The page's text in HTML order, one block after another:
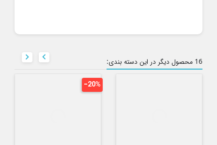
16 محصول دیگر در این دسته بندی: 
‎−20%
